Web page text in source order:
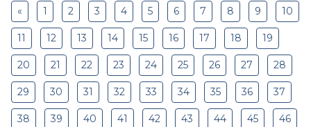
« 1 2 3 4 5 6 7 8 9 10
11 12 13 14 15 16 17 18 19
20 21 22 23 24 25 26 27 28
29 30 31 32 33 34 35 36 37
38 39 40 41 42 43 44 45 46